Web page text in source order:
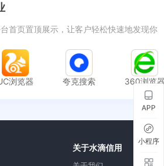
首页置顶展示，让客户轻松快速地发现你
浏览器 夸克搜索 360浏览
关于水滴信用
APP
小程序